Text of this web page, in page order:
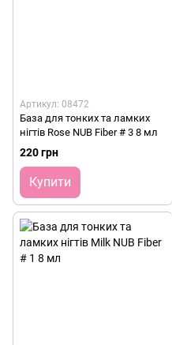
Артикул: 08472
База для тонких та ламких
нігтів Rose NUB Fiber # 3 8 мл
220 грн
Купити